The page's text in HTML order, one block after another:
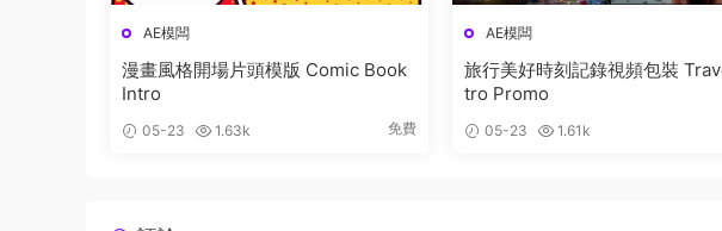
AE模闆
漫畫風格開場片頭模版 Comic Book
Intro
05-23 1.63k 免費
AE模闆
旅行美好時刻記錄視頻包裝
tro Promo
05-23 1.61k